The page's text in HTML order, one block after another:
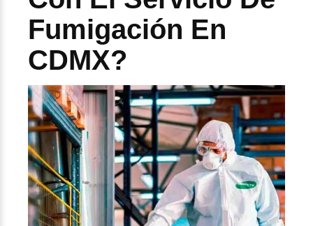
Fumigación En
CDMX?